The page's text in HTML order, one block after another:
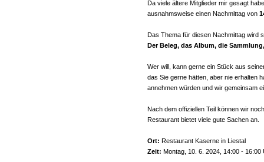
Da viele ältere Mitglieder mir gesagt
ausnahmsweise einen Nachmittag von
Das Thema für diesen Nachmittag wird
Der Beleg, das Album, die
Wer will, kann gerne ein Stück aus
das Sie gerne hätten, aber nie erhalten
annehmen würden und wir gemeinsam
Nach dem offiziellen Teil können wir
Restaurant bietet viele gute Sachen an.
Ort: Restaurant Kaserne in Liestal
Zeit: Montag, 10. 6. 2024, 14:00 - 16:00